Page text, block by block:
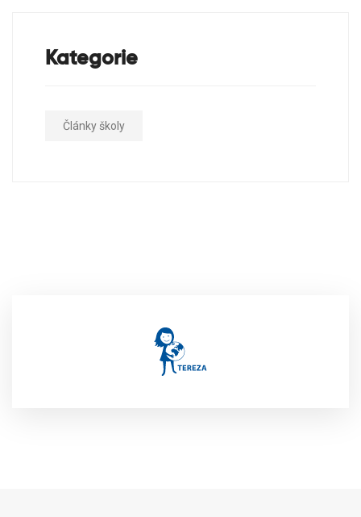
Kategorie
Články školy